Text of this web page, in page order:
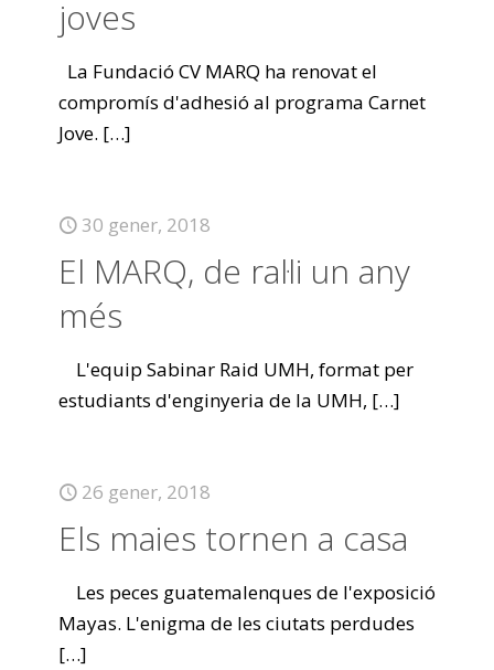
joves
La Fundació CV MARQ ha renovat el
compromís d'adhesió al programa Carnet
Jove. […]
30 gener, 2018
El MARQ, de ral·li un any
més
L'equip Sabinar Raid UMH, format per
estudiants d'enginyeria de la UMH, […]
26 gener, 2018
Els maies tornen a casa
Les peces guatemalenques de l'exposició
Mayas. L'enigma de les ciutats perdudes
[…]